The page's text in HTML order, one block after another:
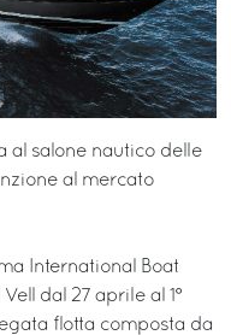
al salone nautico delle
al mercato
International Boat
dal 27 aprile al 1°
flotta composta da